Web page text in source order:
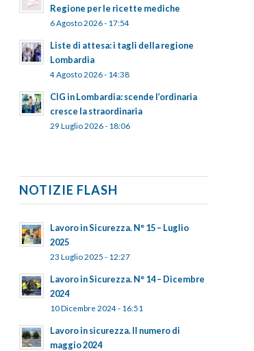
Regione per le ricette mediche
6 Agosto 2026 - 17:54
Liste di attesa: i tagli della regione
Lombardia
4 Agosto 2026 - 14:38
CIG in Lombardia: scende l’ordinaria
cresce la straordinaria
29 Luglio 2026 - 18:06
NOTIZIE FLASH
Lavoro in Sicurezza. N° 15 – Luglio
2025
23 Luglio 2025 - 12:27
Lavoro in Sicurezza. N° 14 – Dicembre
2024
10 Dicembre 2024 - 16:51
Lavoro in sicurezza. Il numero di
maggio 2024